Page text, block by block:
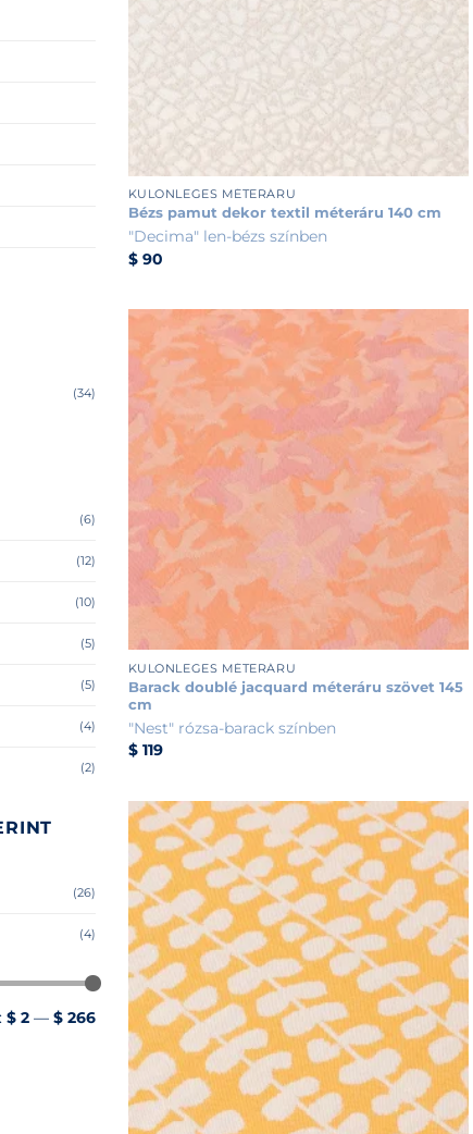
(34)
(6)
(12)
(10)
(5)
(5)
(4)
(2)
(26)
(4)
$ 2 — $ 266
KÜLÖNLEGES MÉTERÁRU
Bézs pamut dekor textil méteráru 140 cm
"Decima" len-bézs színben
$90
KÜLÖNLEGES MÉTERÁRU
Barack doublé jacquard méteráru szövet 145
cm
"Nest" rózsa-barack színben
$119
+